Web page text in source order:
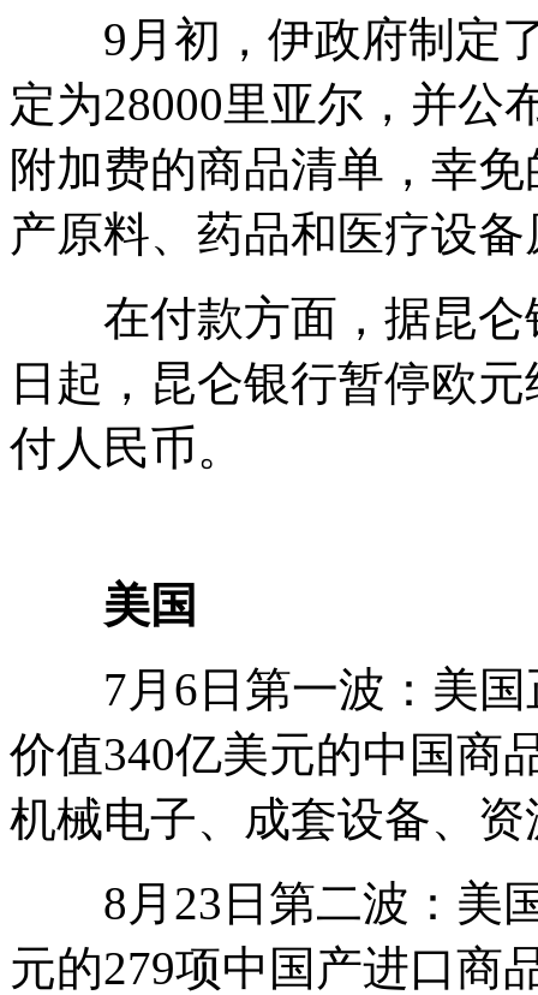
9月初，伊政府制定了
定为28000里亚尔，并公
附加费的商品清单，幸
产原料、药品和医疗设
在付款方面，据昆仑
日起，昆仑银行暂停欧
付人民币。
美国
7月6日第一波：美国
价值340亿美元的中国商
机械电子、成套设备、
8月23日第二波：美国
元的279项中国产进口商